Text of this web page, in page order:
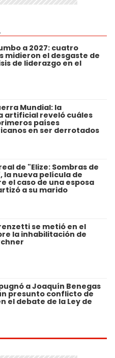
a 2027: cuatro
midieron el desgaste de
de liderazgo en el
Mundial: la
artificial reveló cuáles
países
en ser derrotados
de "Elize: Sombras de
la nueva película de
el caso de una esposa
a su marido
se metió en el
la inhabilitación de
a Joaquín Benegas
presunto conflicto de
el debate de la Ley de